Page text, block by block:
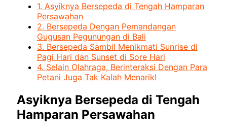
1. Asyiknya Bersepeda di Tengah Hamparan
Persawahan
2. Bersepeda Dengan Pemandangan
Gugusan Pegunungan di Bali
3. Bersepeda Sambil Menikmati Sunrise di
Pagi Hari dan Sunset di Sore Hari
4. Selain Olahraga, Berinteraksi Dengan Para
Petani Juga Tak Kalah Menarik!
Asyiknya Bersepeda di Tengah
Hamparan Persawahan